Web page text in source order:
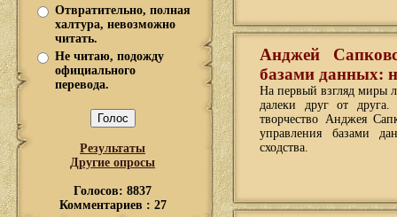
Отвратительно, полная
халтура, невозможно
читать.
Не читаю, подожду
официального
перевода.
Результаты
Другие опросы
Голосов: 8837
Комментариев : 27
Анджей
базами данных:
На первый взгляд миры
далеки друг от друга.
творчество Анджея
управления базами
сходства.